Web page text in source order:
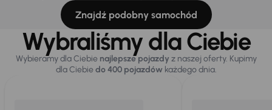
Znajdź podobny samochód
Wybraliśmy dla Ciebie
Wybieramy dla Ciebie najlepsze pojazdy z naszej oferty. Kupimy
dla Ciebiedo 400 pojazdówkażdego dnia.